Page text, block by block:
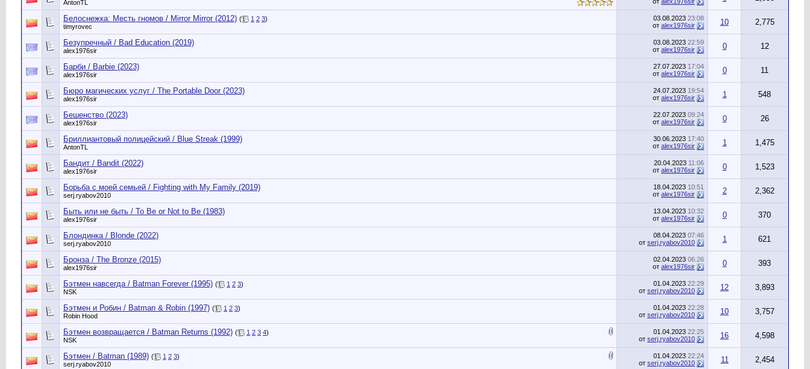
AntonTL
Белоснежка: Месть гномов / Mirror Mirror (2012) ( 1 2 3)
timyrovec
03.08.2023 23:08
от alex1976sir 10 2,775
Безупречный / Bad Education (2019)
alex1976sir
03.08.2023 22:59
от alex1976sir 0 12
Барби / Barbie (2023)
alex1976sir
27.07.2023 17:04
от alex1976sir 0 11
Бюро магических услуг / The Portable Door (2023)
alex1976sir
24.07.2023 19:54
от alex1976sir 1 548
Бешенство (2023)
alex1976sir
22.07.2023 09:24
от alex1976sir 0 26
Бриллиантовый полицейский / Blue Streak (1999)
AntonTL
30.06.2023 17:40
от alex1976sir 1 1,475
Бандит / Bandit (2022)
alex1976sir
20.04.2023 11:06
от alex1976sir 0 1,523
Борьба с моей семьей / Fighting with My Family (2019)
serj.ryabov2010
18.04.2023 10:51
от alex1976sir 2 2,362
Быть или не быть / To Be or Not to Be (1983)
alex1976sir
13.04.2023 10:32
от alex1976sir 0 370
Блондинка / Blonde (2022)
serj.ryabov2010
08.04.2023 07:46
от serj.ryabov2010 1 621
Бронза / The Bronze (2015)
alex1976sir
02.04.2023 06:26
от alex1976sir 0 393
Бэтмен навсегда / Batman Forever (1995) ( 1 2 3)
NSK
01.04.2023 22:29
от serj.ryabov2010 12 3,893
Бэтмен и Робин / Batman & Robin (1997) ( 1 2 3)
Robin Hood
01.04.2023 22:28
от serj.ryabov2010 10 3,757
Бэтмен возвращается / Batman Returns (1992) ( 1 2 3 4)
NSK
01.04.2023 22:25
от serj.ryabov2010 16 4,598
Бэтмен / Batman (1989) ( 1 2 3)
serj.ryabov2010
01.04.2023 22:24
от serj.ryabov2010 11 2,454